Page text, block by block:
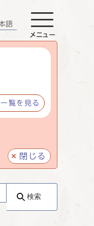
覧を見る
閉じる
語
メニュー
検索